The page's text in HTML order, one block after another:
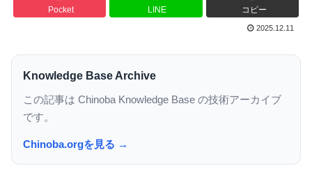
Pocket LINE コピー
2025.12.11
Knowledge Base Archive
この記事は Chinoba Knowledge Base の技術アーカイブ
です。
Chinoba.orgを見る →